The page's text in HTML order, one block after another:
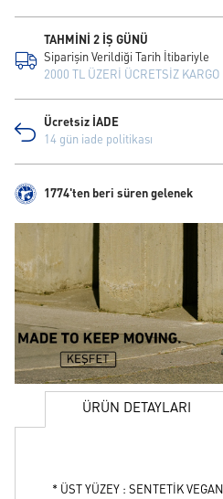
TAHMİNİ 2 İŞ GÜNÜ
Siparişin Verildiği Tarih İtibariyle
2000 TL ÜZERİ ÜCRETSİZ KARGO
Ücretsiz İADE
14 gün iade politikası
1774'ten beri süren gelenek
ÜRÜN DETAYLARI
* ÜST YÜZEY : SENTETİK VEGAN